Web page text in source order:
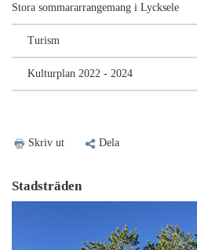
Stora sommararrangemang i Lycksele
Turism
Kulturplan 2022 - 2024
Skriv ut Dela
Stadsträden